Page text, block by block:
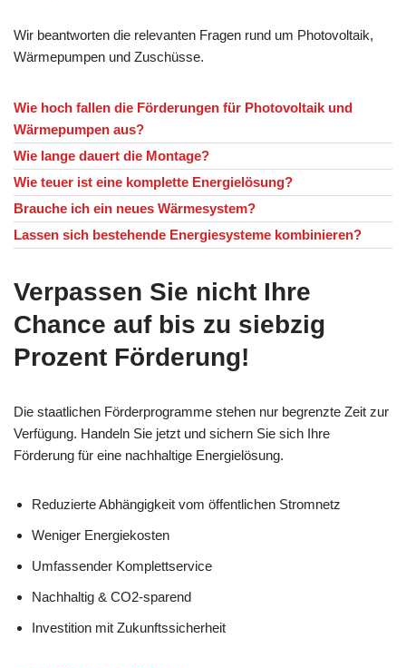
Wir beantworten die relevanten Fragen rund um Photovoltaik,
Wärmepumpen und Zuschüsse.
Wie hoch fallen die Förderungen für Photovoltaik und
Wärmepumpen aus?
Wie lange dauert die Montage?
Wie teuer ist eine komplette Energielösung?
Brauche ich ein neues Wärmesystem?
Lassen sich bestehende Energiesysteme kombinieren?
Verpassen Sie nicht Ihre
Chance auf bis zu siebzig
Prozent Förderung!
Die staatlichen Förderprogramme stehen nur begrenzte Zeit zur
Verfügung. Handeln Sie jetzt und sichern Sie sich Ihre
Förderung für eine nachhaltige Energielösung.
Reduzierte Abhängigkeit vom öffentlichen Stromnetz
Weniger Energiekosten
Umfassender Komplettservice
Nachhaltig & CO2-sparend
Investition mit Zukunftssicherheit